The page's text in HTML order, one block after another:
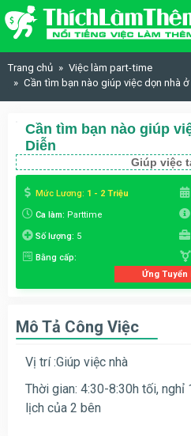
Skip to content
Trang chủ
Việc làm part-time
Cần tìm bạn nào giúp việc dọn nhà ở
Cần tìm bạn nào giúp
Diễn
Giúp việc
Mức Lương: 1 - 2 Triệu
Ca làm: Parttime
Số lượng: 5
Bằng cấp:
Ứng Tuyển
Mô Tả Công Việc
Vị trí :Giúp việc nhà
Thời gian: 4:30-8:30h tối, nghỉ
lịch của 2 bên